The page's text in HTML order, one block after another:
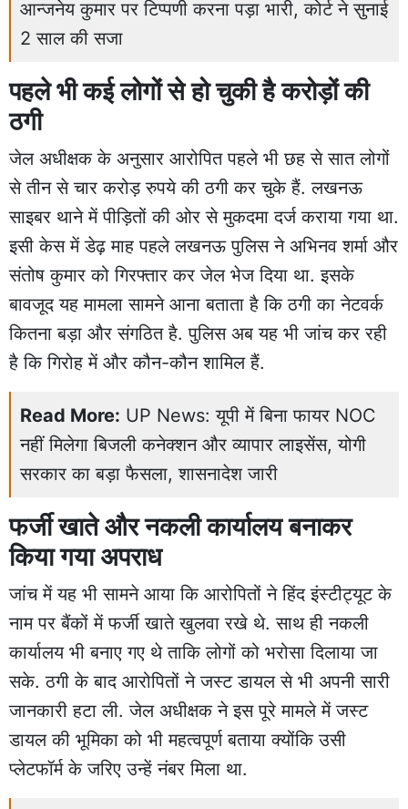
आन्जनेय कुमार पर टिप्पणी करना पड़ा भारी, कोर्ट ने सुनाई
2 साल की सजा
पहले भी कई लोगों से हो चुकी है करोड़ों की
ठगी
जेल अधीक्षक के अनुसार आरोपित पहले भी छह से सात लोगों
से तीन से चार करोड़ रुपये की ठगी कर चुके हैं. लखनऊ
साइबर थाने में पीड़ितों की ओर से मुकदमा दर्ज कराया गया था.
इसी केस में डेढ़ माह पहले लखनऊ पुलिस ने अभिनव शर्मा और
संतोष कुमार को गिरफ्तार कर जेल भेज दिया था. इसके
बावजूद यह मामला सामने आना बताता है कि ठगी का नेटवर्क
कितना बड़ा और संगठित है. पुलिस अब यह भी जांच कर रही
है कि गिरोह में और कौन-कौन शामिल हैं.
Read More: UP News: यूपी में बिना फायर NOC
नहीं मिलेगा बिजली कनेक्शन और व्यापार लाइसेंस, योगी
सरकार का बड़ा फैसला, शासनादेश जारी
फर्जी खाते और नकली कार्यालय बनाकर
किया गया अपराध
जांच में यह भी सामने आया कि आरोपितों ने हिंद इंस्टीट्यूट के
नाम पर बैंकों में फर्जी खाते खुलवा रखे थे. साथ ही नकली
कार्यालय भी बनाए गए थे ताकि लोगों को भरोसा दिलाया जा
सके. ठगी के बाद आरोपितों ने जस्ट डायल से भी अपनी सारी
जानकारी हटा ली. जेल अधीक्षक ने इस पूरे मामले में जस्ट
डायल की भूमिका को भी महत्वपूर्ण बताया क्योंकि उसी
प्लेटफॉर्म के जरिए उन्हें नंबर मिला था.